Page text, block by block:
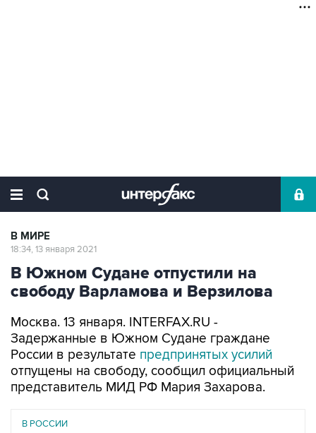
В МИРЕ
18:34, 13 января 2021
В Южном Судане отпустили на
свободу Варламова и Верзилова
Москва. 13 января. INTERFAX.RU -
Задержанные в Южном Судане граждане
России в результате предпринятых усилий
отпущены на свободу, сообщил официальный
представитель МИД РФ Мария Захарова.
В РОССИИ